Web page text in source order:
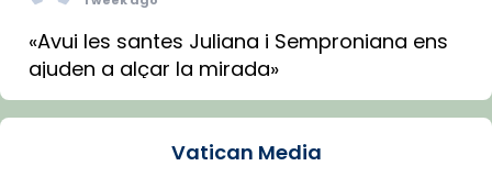
«Avui les santes Juliana i Semproniana ens
ajuden a alçar la mirada»
Mons. Sergi Gordo, bisbe de Tortosa, ha
Santes de Mataró.Vatican Media